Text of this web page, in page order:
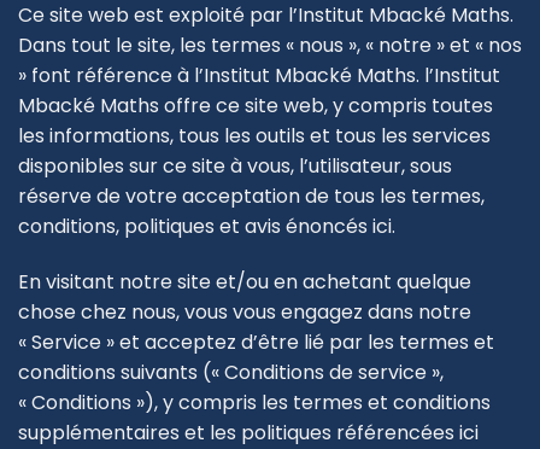
Ce site web est exploité par l’Institut Mbacké Maths.
Dans tout le site, les termes « nous », « notre » et « nos
» font référence à l’Institut Mbacké Maths. l’Institut
Mbacké Maths offre ce site web, y compris toutes
les informations, tous les outils et tous les services
disponibles sur ce site à vous, l’utilisateur, sous
réserve de votre acceptation de tous les termes,
conditions, politiques et avis énoncés ici.
En visitant notre site et/ou en achetant quelque
chose chez nous, vous vous engagez dans notre
« Service » et acceptez d’être lié par les termes et
conditions suivants (« Conditions de service »,
« Conditions »), y compris les termes et conditions
supplémentaires et les politiques référencées ici